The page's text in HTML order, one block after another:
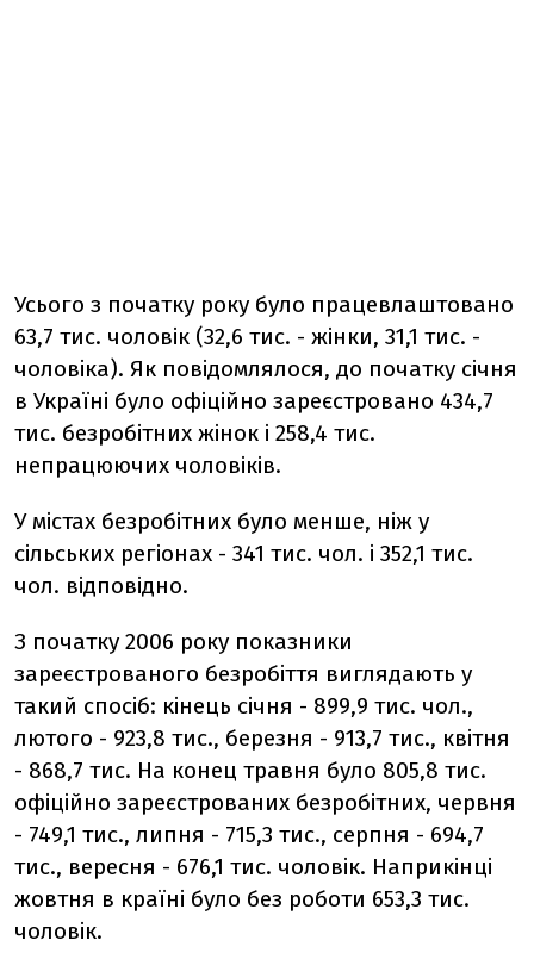
Усього з початку року було працевлаштовано
63,7 тис. чоловік (32,6 тис. - жінки, 31,1 тис. -
чоловіка). Як повідомлялося, до початку січня
в Україні було офіційно зареєстровано 434,7
тис. безробітних жінок і 258,4 тис.
непрацюючих чоловіків.
У містах безробітних було менше, ніж у
сільських регіонах - 341 тис. чол. і 352,1 тис.
чол. відповідно.
З початку 2006 року показники
зареєстрованого безробіття виглядають у
такий спосіб: кінець січня - 899,9 тис. чол.,
лютого - 923,8 тис., березня - 913,7 тис., квітня
- 868,7 тис. На конец травня було 805,8 тис.
офіційно зареєстрованих безробітних, червня
- 749,1 тис., липня - 715,3 тис., серпня - 694,7
тис., вересня - 676,1 тис. чоловік. Наприкінці
жовтня в країні було без роботи 653,3 тис.
чоловік.